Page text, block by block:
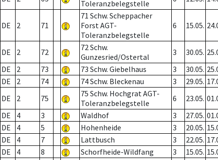
Toleranzbelegstelle
DE 2 71
71 Schw. Scheppacher
Forst AGT-
Toleranzbelegstelle
6 15.05.
DE 2 72
72 Schw.
Gunzesried/Ostertal
3 30.05.
DE
2 73 73 Schw. Giebelhaus 3 30.05.
DE
2 74 74 Schw. Bleckenau 3 29.05.
DE
2 75
75 Schw. Hochgrat AGT-
Toleranzbelegstelle
6 23.05.
DE
4 3 Waldhof 3 27.05.
DE
4 5 Hohenheide 3 20.05.
DE
4 7 Lattbusch 3 22.05.
DE
4 8 Schorfheide-Wildfang 3 15.05.